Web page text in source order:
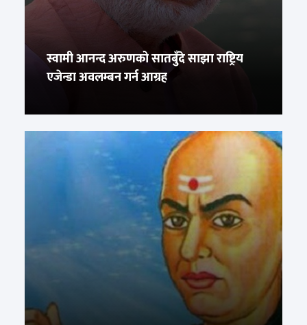
स्वामी आनन्द अरुणको सातबुँदे साझा राष्ट्रिय
एजेन्डा अवलम्बन गर्न आग्रह